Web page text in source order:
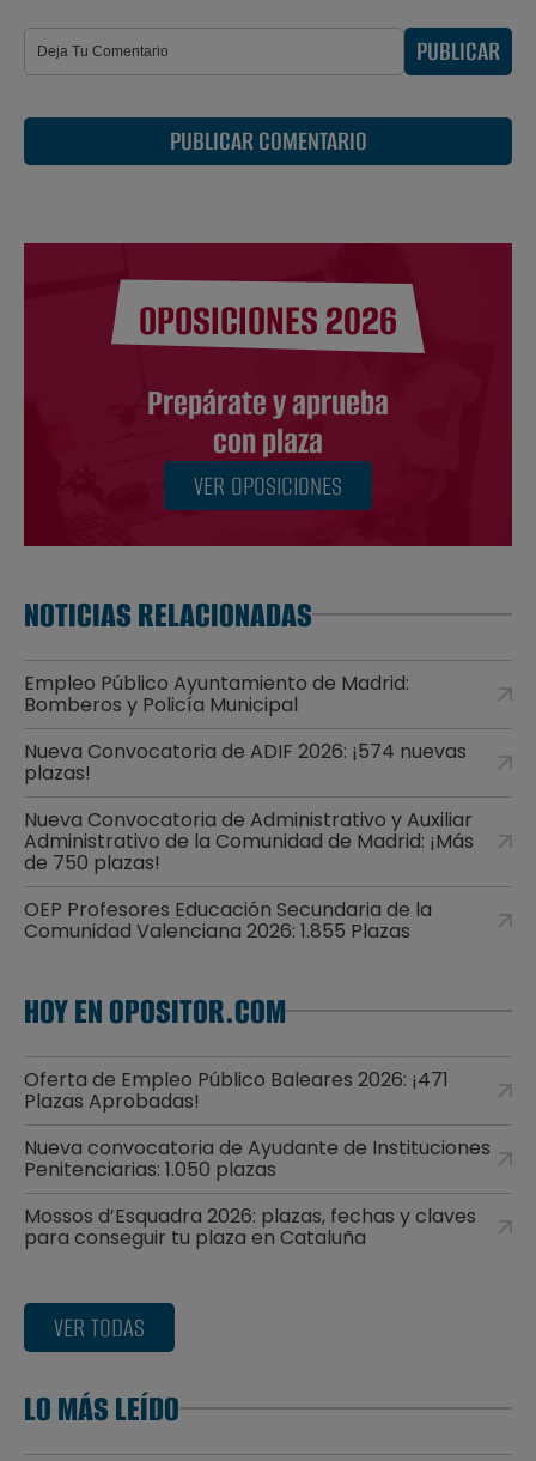
PUBLICAR
PUBLICAR COMENTARIO
OPOSICIONES 2026
Prepárate y aprueba
con plaza
VER OPOSICIONES
NOTICIAS RELACIONADAS
Empleo Público Ayuntamiento de Madrid:
Bomberos y Policía Municipal
Nueva Convocatoria de ADIF 2026: ¡574 nuevas
plazas!
Nueva Convocatoria de Administrativo y Auxiliar
Administrativo de la Comunidad de Madrid: ¡Más
de 750 plazas!
OEP Profesores Educación Secundaria de la
Comunidad Valenciana 2026: 1.855 Plazas
HOY EN OPOSITOR.COM
Oferta de Empleo Público Baleares 2026: ¡471
Plazas Aprobadas!
Nueva convocatoria de Ayudante de Instituciones
Penitenciarias: 1.050 plazas
Mossos d’Esquadra 2026: plazas, fechas y claves
para conseguir tu plaza en Cataluña
VER TODAS
LO MÁS LEÍDO